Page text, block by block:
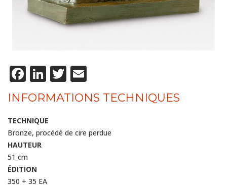
Facebook
LinkedIn
Twitter
INFORMATIONS TECHNIQUES
TECHNIQUE
Bronze, procédé de cire perdue
HAUTEUR
51 cm
ÉDITION
350 + 35 EA